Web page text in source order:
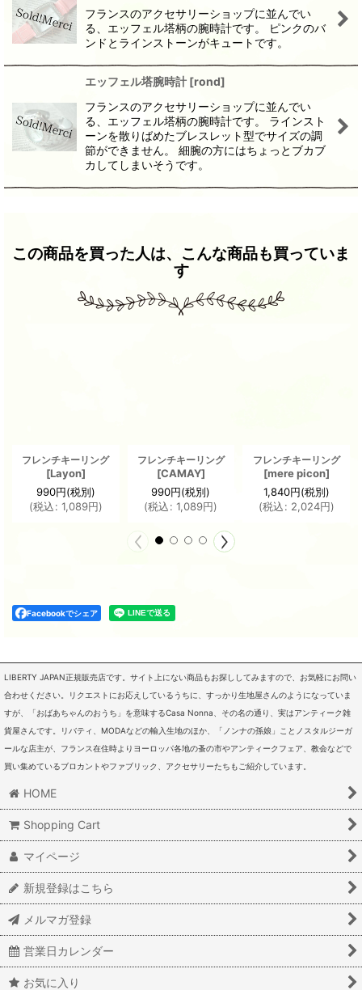
フランスのアクセサリーショップに並んでい
る、エッフェル塔柄の腕時計です。 ピンクのバ
ンドとラインストーンがキュートです。
エッフェル塔腕時計 [rond]
フランスのアクセサリーショップに並んでい
る、エッフェル塔柄の腕時計です。 ラインスト
ーンを散りばめたブレスレット型でサイズの調
節ができません。 細腕の方にはちょっとブカブ
カしてしまいそうです。
この商品を買った人は、こんな商品も買っていま
す
フレンチキーリング
[Layon]
990円(税別)
(税込: 1,089円)
フレンチキーリング
[CAMAY]
990円(税別)
(税込: 1,089円)
フレンチキーリング
[mere picon]
1,840円(税別)
(税込: 2,024円)
Facebookでシェア
LIBERTY JAPAN正規販売店です。サイト上にない商品もお探ししてみますので、お気軽にお問い
合わせください。リクエストにお応えしているうちに、すっかり生地屋さんのようになっていま
すが、「おばあちゃんのおうち」を意味するCasa Nonna、その名の通り、実はアンティーク雑
貨屋さんです。リバティ、MODAなどの輸入生地のほか、「ノンナの孫娘」ことノスタルジーガ
ールな店主が、フランス在住時よりヨーロッパ各地の蚤の市やアンティークフェア、教会などで
買い集めているブロカントやファブリック、アクセサリーたちもご紹介しています。
HOME
Shopping Cart
マイページ
新規登録はこちら
メルマガ登録
営業日カレンダー
お気に入り